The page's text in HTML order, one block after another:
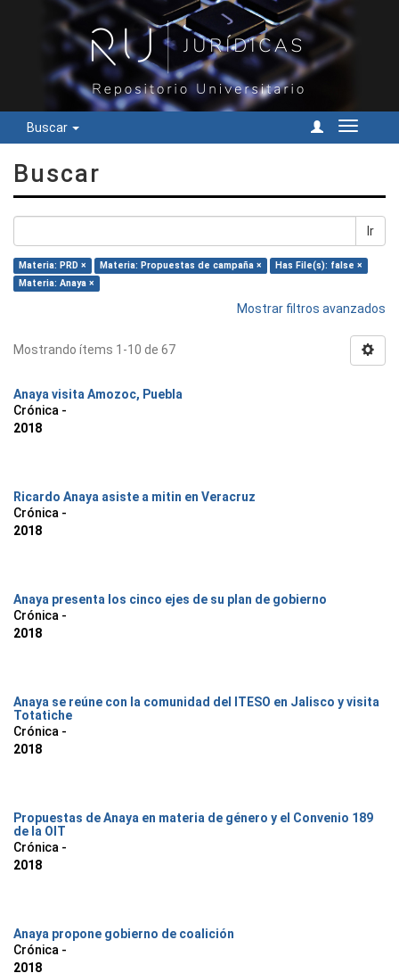
Buscar
Cambiar
Buscar
Ir
Materia: PRD × Materia: Propuestas de campaña ×
Has File(s): false ×
Materia: Anaya ×
Mostrar filtros avanzados
Mostrando ítems 1-10 de 67
Anaya visita Amozoc, Puebla
Crónica -
2018
Ricardo Anaya asiste a mitin en Veracruz
Crónica -
2018
Anaya presenta los cinco ejes de su plan de gobierno
Crónica -
2018
Anaya se reúne con la comunidad del ITESO en Jalisco y visita
Totatiche
Crónica -
2018
Propuestas de Anaya en materia de género y el Convenio 189
de la OIT
Crónica -
2018
Anaya propone gobierno de coalición
Crónica -
2018